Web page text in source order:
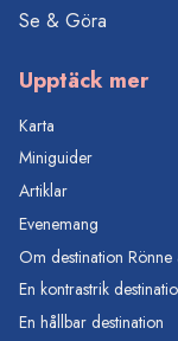
Se & Göra
Upptäck mer
Karta
Miniguider
Artiklar
Evenemang
Om destination
En kontrastrik
En hållbar destination